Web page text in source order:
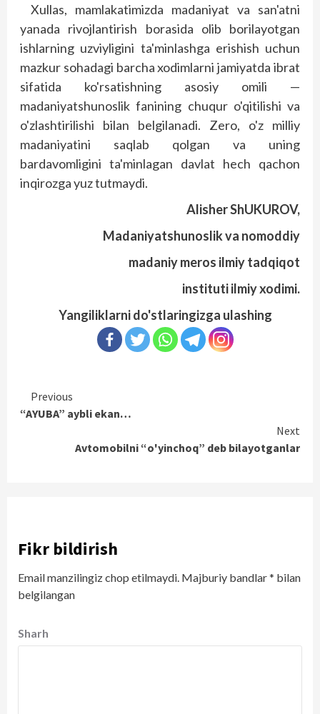
Xullas, mamlakatimizda madaniyat va san'atni
yanada rivojlantirish borasida olib borilayotgan
ishlarning uzviyligini ta'minlashga erishish uchun
mazkur sohadagi barcha xodimlarni jamiyatda ibrat
sifatida ko'rsatishning asosiy omili —
madaniyatshunoslik fanining chuqur o'qitilishi va
o'zlashtirilishi bilan belgilanadi. Zero, o'z milliy
madaniyatini saqlab qolgan va uning
bardavomligini ta'minlagan davlat hech qachon
inqirozga yuz tutmaydi.
Alisher ShUKUROV,
Madaniyatshunoslik va nomoddiy
madaniy meros ilmiy tadqiqot
instituti ilmiy xodimi.
Yangiliklarni do'stlaringizga ulashing
Continue
Reading
Previous
“AYUBA” aybli ekan…
Next
Avtomobilni “o'yinchoq” deb bilayotganlar
Fikr bildirish
Email manzilingiz chop etilmaydi. Majburiy bandlar* bilan
belgilangan
Sharh